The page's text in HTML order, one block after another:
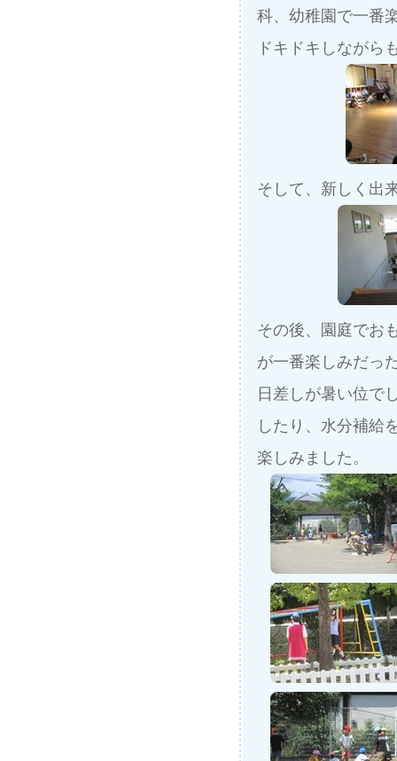
科、幼稚園で一番
ドキドキしなが
そして、新しく出
その後、園庭でお
が一番楽しみだ
日差しが暑い位で
したり、水分補給
楽しみました。